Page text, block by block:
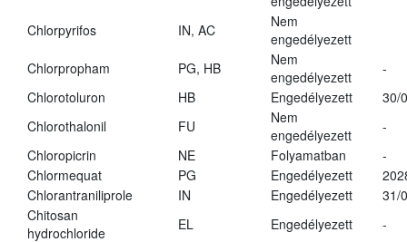
Chlorpyrifos
IN, AC
Nem
engedélyezett
Chlorpropham
PG, HB
Nem
engedélyezett
-
Chlorotoluron
HB Engedélyezett
30/
Chlorothalonil
FU
Nem
engedélyezett
-
Chloropicrin
NE Folyamatban
-
Chlormequat
PG Engedélyezett
Chlorantraniliprole
IN Engedélyezett
31/
Chitosan
hydrochloride
EL Engedélyezett -